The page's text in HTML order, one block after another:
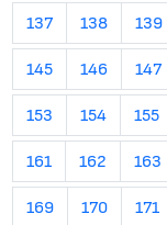
137 138 139
145 146 147
153 154 155
161 162 163
169 170 171